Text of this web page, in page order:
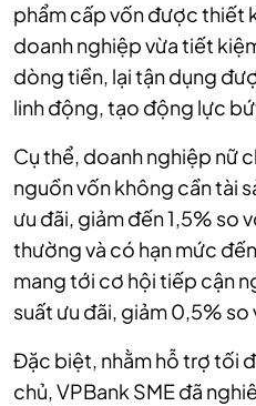
phẩm cấp vốn được thiết
doanh nghiệp vừa tiết
dòng tiền, lại tận dụng
linh động, tạo động lực
Cụ thể, doanh nghiệp nữ
nguồn vốn không cần tài
ưu đãi, giảm đến 1,5% so
thường và có hạn mức
mang tới cơ hội tiếp cận
suất ưu đãi, giảm 0,5%
Đặc biệt, nhằm hỗ trợ tối
chủ, VPBank SME đã